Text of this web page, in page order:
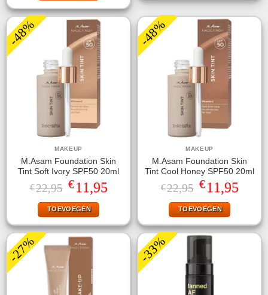
-48%
MAKEUP
M.Asam Foundation Skin
Tint Soft Ivory SPF50 20ml
€22,95 Oorspronkelijke
prijs
was:
€22,95.
€11,95Huidige
prijs
TOEVOEGEN
-48%
MAKEUP
M.Asam Foundation Skin
Tint Cool Honey SPF50 20ml
€22,95 Oorspronkelijke
prijs
was:
€22,95.
€11,95Huidige
prijs
TOEVOEGEN
-27% -33%